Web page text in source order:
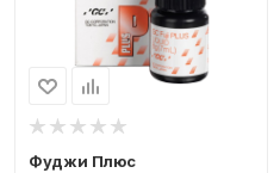
Фуджи Плюс